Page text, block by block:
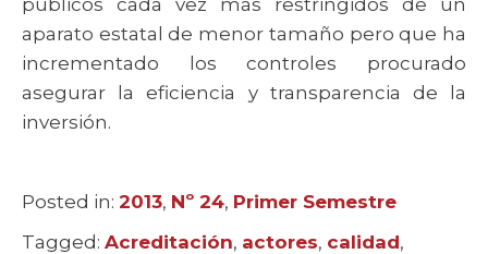
públicos cada vez más restringidos de un
aparato estatal de menor tamaño pero que ha
incrementado los controles procurado
asegurar la eficiencia y transparencia de la
inversión.
Posted in: Categories
2013, Nº 24, Primer Semestre
Tagged: Tags
Acreditación, actores, calidad,